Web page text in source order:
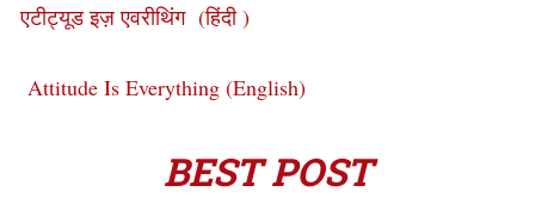
एटीट्यूड इज़ एवरीथिंग (हिंदी )
Attitude Is Everything (English)
BEST POST